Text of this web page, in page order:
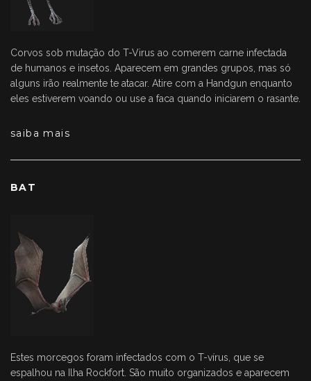
Corvos sob mutação do T-Virus ao comerem carne infectada
de humanos e insetos. Aparecem em grandes grupos, mas só
alguns irão realmente te atacar. Atire com a Handgun enquanto
eles estiverem voando ou use a faca quando iniciarem o rasante.
saiba mais
BAT
Estes morcegos foram infectados com o T-vírus, que se
espalhou na Ilha Rockfort. São muito organizados e aparecem